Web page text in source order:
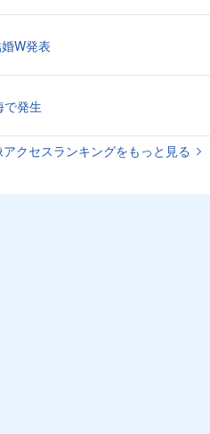
W発表
で発生
アクセスランキングをもっと見る